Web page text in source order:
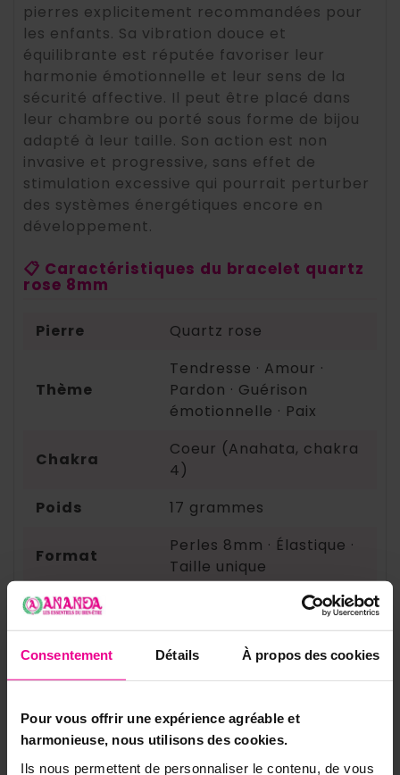
Consentement Détails À propos des cookies
Pour vous offrir une expérience agréable et
harmonieuse, nous utilisons des cookies.
Ils nous permettent de personnaliser le contenu, de vous
pierres explicitement recommandées pour
les enfants. Sa vibration douce et
équilibrante est réputée favoriser leur
harmonie émotionnelle et leur sens de la
sécurité affective. Il peut être placé dans
leur chambre ou porté sous forme de bijou
adapté à leur taille. Son action est non
invasive et progressive, sans effet de
stimulation excessive qui pourrait perturber
des systèmes énergétiques encore en
développement.
📋 Caractéristiques du bracelet quartz
rose 8mm
Pierre Quartz rose
Thème
Tendresse · Amour ·
Pardon · Guérison
émotionnelle · Paix
Chakra
Coeur (Anahata, chakra
4)
Poids
17 grammes
Format
Perles 8mm · Élastique ·
Taille unique
✨ Bracelets pour le coeur et l'équilibre
émotionnel
Pierre de Lune 8mm
Pierre de Soleil 8mm